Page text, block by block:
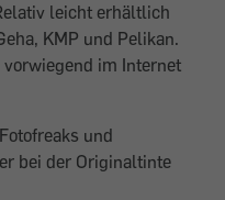
leicht erhältlich
KMP und Pelikan.
im Internet
und
bei der Originaltinte